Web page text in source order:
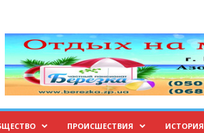
ПРОИСШЕСТВИЯ ИСТОРИЯ